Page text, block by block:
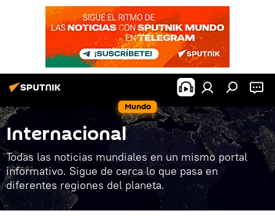
Mundo
Internacional
Todas las noticias mundiales en un mismo portal
informativo. Sigue de cerca lo que pasa en
diferentes regiones del planeta.